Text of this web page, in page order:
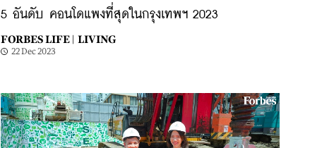
5 อันดับ คอนโดแพงที่สุดในกรุงเทพฯ 2023
FORBES LIFE | LIVING
22 Dec 2023